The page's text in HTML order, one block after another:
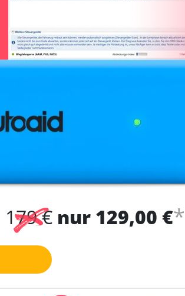
179 € nur 129,00 €*